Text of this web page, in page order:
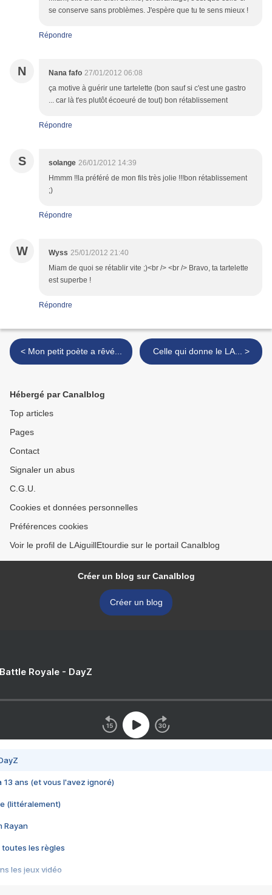
se conserve sans problèmes. J'espère que tu te sens mieux !
Répondre
N Nana fafo 27/01/2012 06:08
ça motive à guérir une tartelette (bon sauf si c'est une gastro
... car là t'es plutôt écoeuré de tout) bon rétablissement
Répondre
S solange 26/01/2012 14:39
Hmmm !!la préféré de mon fils très jolie !!!bon rétablissement
;)
Répondre
W Wyss 25/01/2012 21:40
Miam de quoi se rétablir vite ;)<br /> <br /> Bravo, ta tartelette
est superbe !
Répondre
< Mon petit poète a rêvé... Celle qui donne le LA... >
Hébergé par Canalblog
Top articles
Pages
Contact
Signaler un abus
C.G.U.
Cookies et données personnelles
Préférences cookies
Voir le profil de LAiguillEtourdie sur le portail Canalblog
Créer un blog sur Canalblog
Créer un blog
Royale - DayZ
13 ans (et vous l'avez ignoré)
(littéralement)
Rayan
toutes les règles
les jeux vidéo